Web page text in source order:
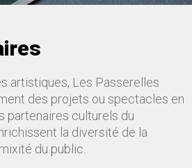
artistiques, Les Passerelles
des projets ou spectacles en
partenaires culturels du
la diversité de la
du public.